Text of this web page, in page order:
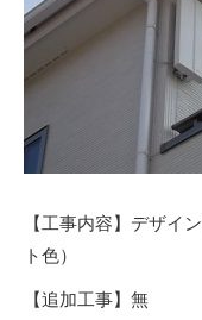
【工事内容】デザイ
ト色）
【追加工事】無